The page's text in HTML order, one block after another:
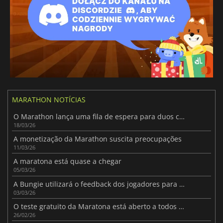
MARATHON NOTÍCIAS
O Marathon lança uma fila de espera para duos como um teste
18/03/26
A monetização da Marathon suscita preocupações
11/03/26
A maratona está quase a chegar
05/03/26
A Bungie utilizará o feedback dos jogadores para melhorar Marathon
03/03/26
O teste gratuito da Maratona está aberto a todos os jogadores
26/02/26